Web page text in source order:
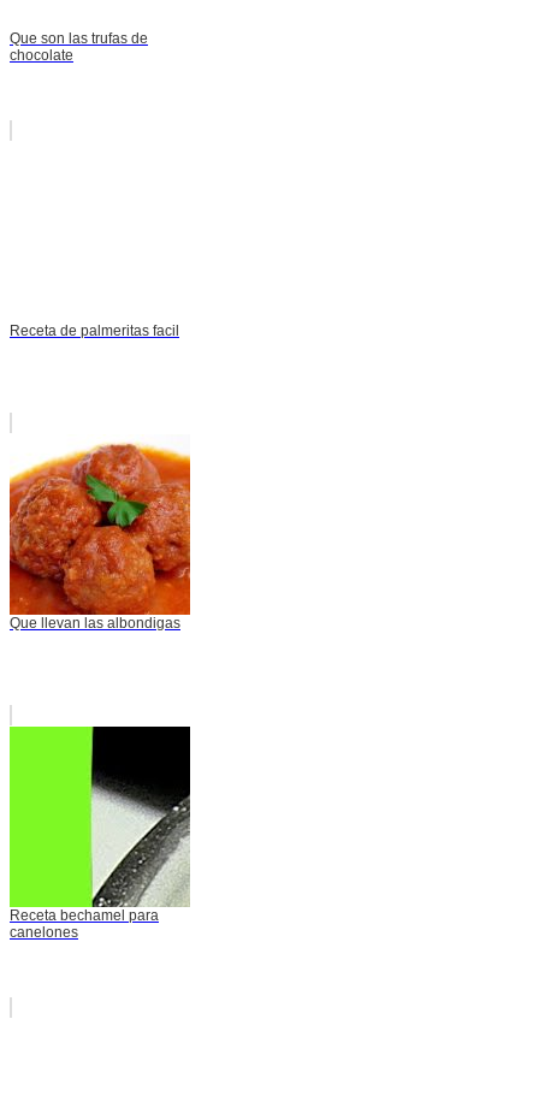
Que son las trufas de
chocolate
Receta de palmeritas facil
Que llevan las albondigas
Receta bechamel para
canelones